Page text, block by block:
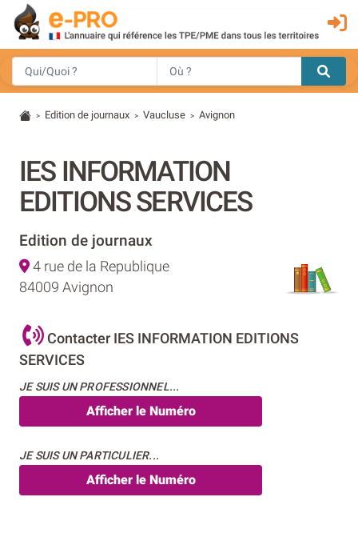
> Edition de journaux > Vaucluse > Avignon
IES INFORMATION
EDITIONS SERVICES
Edition de journaux
4 rue de la Republique
84009 Avignon
Contacter IES INFORMATION EDITIONS
SERVICES
JE SUIS UN PROFESSIONNEL...
Afficher le Numéro
JE SUIS UN PARTICULIER...
Afficher le Numéro